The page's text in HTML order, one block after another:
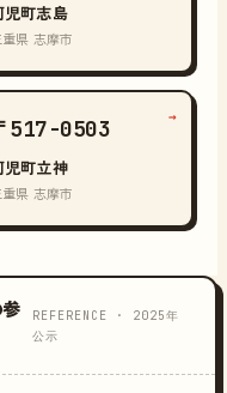
児町志島
重県 志摩市
517-0503
児町立神
重県 志摩市
→
REFERENCE · 2025年
公示